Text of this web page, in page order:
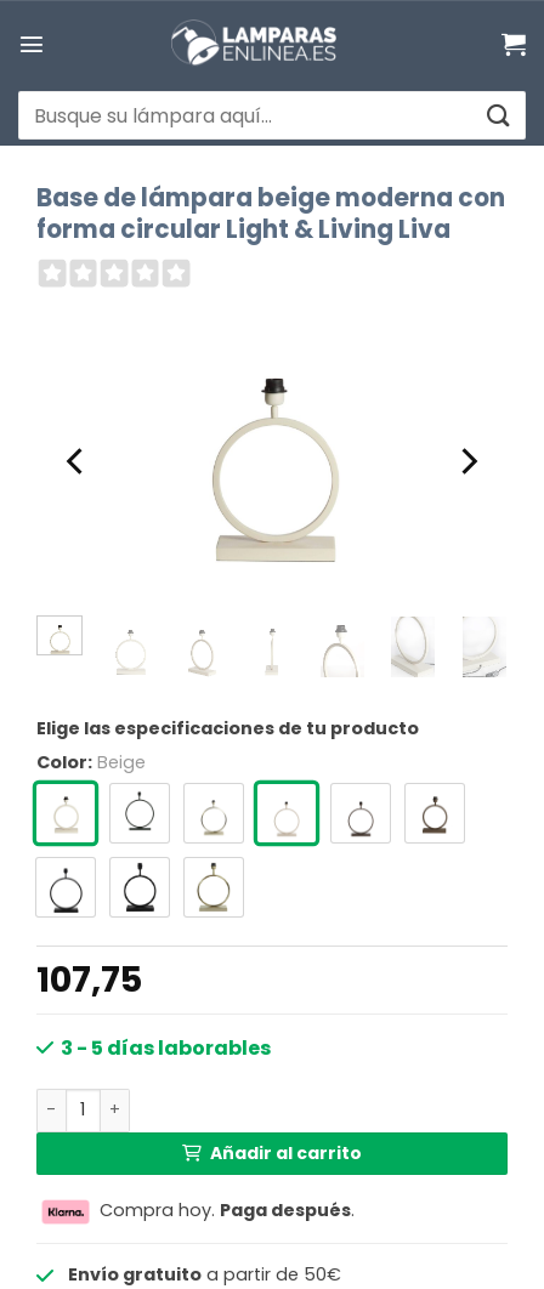
Buscar
por:
Base de lámpara beige moderna con
forma circular Light & Living Liva
Elige las especificaciones de tu producto
Color: Beige
107,75
3 - 5 días laborables
Base de lámpara beige moderna con forma circular
Añadir al carrito
Compra hoy. Paga después.
Envío gratuitoa partir de 50€